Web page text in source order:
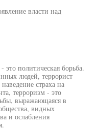
власти над
это политическая борьба.
людей, террорист
страха на
терроризм - это
выражающаяся в
видных
и ослабления